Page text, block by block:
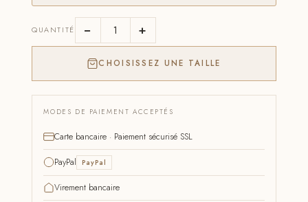
QUANTITÉ − +
CHOISISSEZ UNE TAILLE
MODES DE PAIEMENT ACCEPTÉS
Carte bancaire · Paiement sécurisé SSL
PayPal PayPal
Virement bancaire